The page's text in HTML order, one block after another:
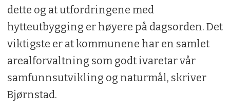
dette og at utfordringene med
hytteutbygging er høyere på dagsorden. Det
viktigste er at kommunene har en samlet
arealforvaltning som godt ivaretar vår
samfunnsutvikling og naturmål, skriver
Bjørnstad.